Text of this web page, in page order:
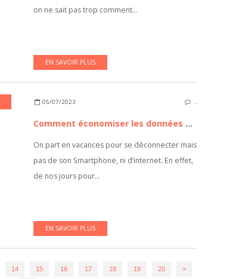
on ne sait pas trop comment...
EN SAVOIR PLUS
05/07/2023 …
Comment économiser les données mobiles en voyage ?
On part en vacances pour se déconnecter mais
pas de son Smartphone, ni d’internet. En effet,
de nos jours pour...
EN SAVOIR PLUS
14 15 16 17 18 19 20 30
40
50
60
>